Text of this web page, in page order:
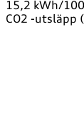
15,2 kWh/
CO2 -utsläpp